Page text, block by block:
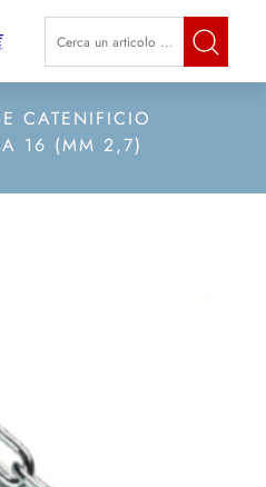
La modifica di un filtro
CATENIFICIO
16 (MM 2,7)